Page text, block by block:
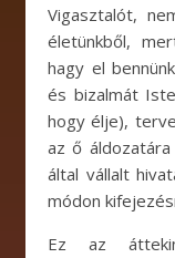
Vigasztalót,
életünkből,
hagy el
és bizalmát
hogy élje),
az ő
által vállalt
módon
Ez az